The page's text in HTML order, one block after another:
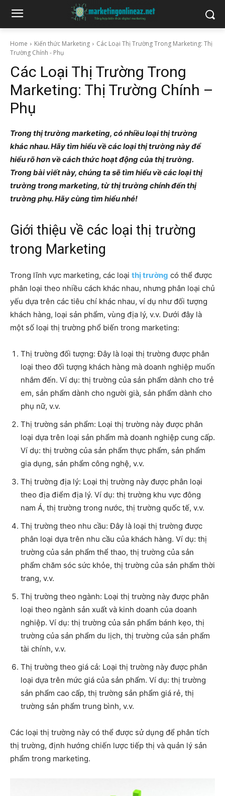
Home Kiến thức Marketing
Các Loại Thị Trường Trong Marketing: Thị
Trường Chính - Phụ
Các Loại Thị Trường Trong
Marketing: Thị Trường Chính –
Phụ
Trong thị trường marketing, có nhiều loại thị trường
khác nhau. Hãy tìm hiểu về các loại thị trường này để
hiểu rõ hơn về cách thức hoạt động của thị trường.
Trong bài viết này, chúng ta sẽ tìm hiểu về các loại thị
trường trong marketing, từ thị trường chính đến thị
trường phụ. Hãy cùng tìm hiểu nhé!
Giới thiệu về các loại thị trường
trong Marketing
Trong lĩnh vực marketing, các loại thị trường có thể được
phân loại theo nhiều cách khác nhau, nhưng phân loại chủ
yếu dựa trên các tiêu chí khác nhau, ví dụ như đối tượng
khách hàng, loại sản phẩm, vùng địa lý, v.v. Dưới đây là
một số loại thị trường phổ biến trong marketing:
Thị trường đối tượng: Đây là loại thị trường được phân
loại theo đối tượng khách hàng mà doanh nghiệp muốn
nhắm đến. Ví dụ: thị trường của sản phẩm dành cho trẻ
em, sản phẩm dành cho người già, sản phẩm dành cho
phụ nữ, v.v.
Thị trường sản phẩm: Loại thị trường này được phân
loại dựa trên loại sản phẩm mà doanh nghiệp cung cấp.
Ví dụ: thị trường của sản phẩm thực phẩm, sản phẩm
gia dụng, sản phẩm công nghệ, v.v.
Thị trường địa lý: Loại thị trường này được phân loại
theo địa điểm địa lý. Ví dụ: thị trường khu vực đông
nam Á, thị trường trong nước, thị trường quốc tế, v.v.
Thị trường theo nhu cầu: Đây là loại thị trường được
phân loại dựa trên nhu cầu của khách hàng. Ví dụ: thị
trường của sản phẩm thể thao, thị trường của sản
phẩm chăm sóc sức khỏe, thị trường của sản phẩm thời
trang, v.v.
Thị trường theo ngành: Loại thị trường này được phân
loại theo ngành sản xuất và kinh doanh của doanh
nghiệp. Ví dụ: thị trường của sản phẩm bánh kẹo, thị
trường của sản phẩm du lịch, thị trường của sản phẩm
tài chính, v.v.
Thị trường theo giá cả: Loại thị trường này được phân
loại dựa trên mức giá của sản phẩm. Ví dụ: thị trường
sản phẩm cao cấp, thị trường sản phẩm giá rẻ, thị
trường sản phẩm trung bình, v.v.
Các loại thị trường này có thể được sử dụng để phân tích
thị trường, định hướng chiến lược tiếp thị và quản lý sản
phẩm trong marketing.